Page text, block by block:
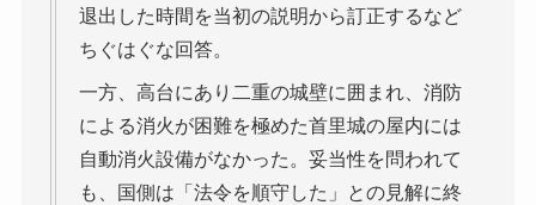
退出した時間を当初の説明から訂正するなど
ちぐはぐな回答。
一方、高台にあり二重の城壁に囲まれ、消防
による消火が困難を極めた首里城の屋内には
自動消火設備がなかった。妥当性を問われて
も、国側は「法令を順守した」との見解に終